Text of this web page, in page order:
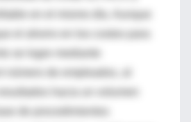
en el mismo día. Aunque
se logre mediante
hacia un volumen
de procedimientos